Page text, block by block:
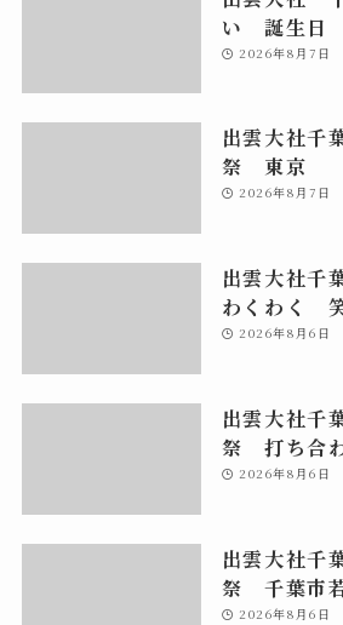
い 誕生日
2026年8月7日
出雲大社千
祭 東京
2026年8月7日
出雲大社
わくわく
2026年8月6日
出雲大社千
祭 打ち合
2026年8月6日
出雲大社千
祭 千葉市
2026年8月6日